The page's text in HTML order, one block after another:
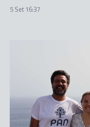
5 Set 16:37